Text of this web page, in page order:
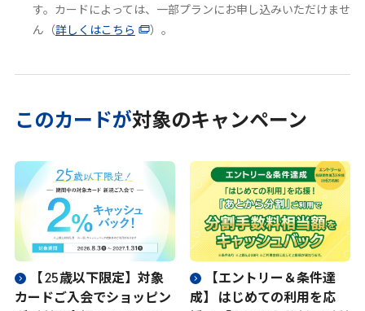
す。カードによっては、一部プランにお申し込みいただけませ
ん（詳しくはこちら ）。
このカードが対象のキャンペーン
【 25歳以下限定】対象
カードご入会でショッピン
【エントリー＆条件達
成】 はじめての利用を応